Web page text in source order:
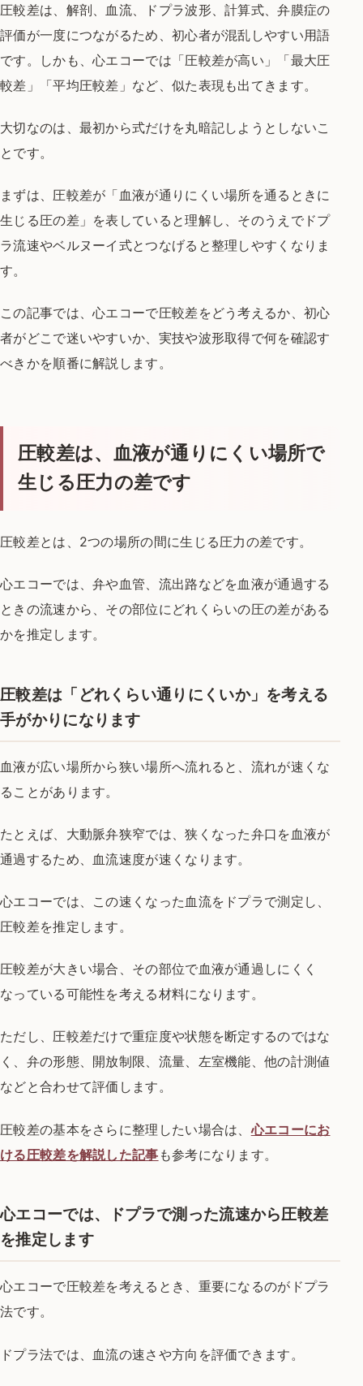
圧較差は、解剖、血流、ドプラ波形、計算式、弁膜症の
評価が一度につながるため、初心者が混乱しやすい用語
です。しかも、心エコーでは「圧較差が高い」「最大圧
較差」「平均圧較差」など、似た表現も出てきます。
大切なのは、最初から式だけを丸暗記しようとしないこ
とです。
まずは、圧較差が「血液が通りにくい場所を通るときに
生じる圧の差」を表していると理解し、そのうえでドプ
ラ流速やベルヌーイ式とつなげると整理しやすくなりま
す。
この記事では、心エコーで圧較差をどう考えるか、初心
者がどこで迷いやすいか、実技や波形取得で何を確認す
べきかを順番に解説します。
圧較差は、血液が通りにくい場所で
生じる圧力の差です
圧較差とは、2つの場所の間に生じる圧力の差です。
心エコーでは、弁や血管、流出路などを血液が通過する
ときの流速から、その部位にどれくらいの圧の差がある
かを推定します。
圧較差は「どれくらい通りにくいか」を考える
手がかりになります
血液が広い場所から狭い場所へ流れると、流れが速くな
ることがあります。
たとえば、大動脈弁狭窄では、狭くなった弁口を血液が
通過するため、血流速度が速くなります。
心エコーでは、この速くなった血流をドプラで測定し、
圧較差を推定します。
圧較差が大きい場合、その部位で血液が通過しにくく
なっている可能性を考える材料になります。
ただし、圧較差だけで重症度や状態を断定するのではな
く、弁の形態、開放制限、流量、左室機能、他の計測値
などと合わせて評価します。
圧較差の基本をさらに整理したい場合は、心エコーにお
ける圧較差を解説した記事 も参考になります。
心エコーでは、ドプラで測った流速から圧較差
を推定します
心エコーで圧較差を考えるとき、重要になるのがドプラ
法です。
ドプラ法では、血流の速さや方向を評価できます。